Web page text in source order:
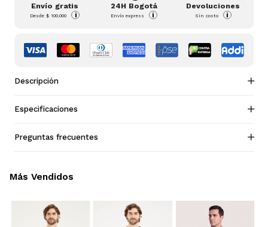
Envío gratis
Desde$ 100.000 i
24H Bogotá
Envío express i
Devoluciones
Sin costo i
Descripción
Especificaciones
Preguntas frecuentes
Más Vendidos